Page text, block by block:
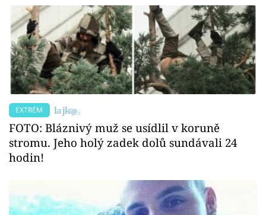
EXTRÉM
FOTO: Bláznivý muž se usídlil v koruně
stromu. Jeho holý zadek dolů sundávali 24
hodin!